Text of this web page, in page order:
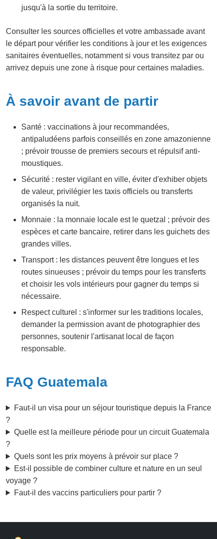
jusqu'à la sortie du territoire.
Consulter les sources officielles et votre ambassade avant
le départ pour vérifier les conditions à jour et les exigences
sanitaires éventuelles, notamment si vous transitez par ou
arrivez depuis une zone à risque pour certaines maladies.
À savoir avant de partir
Santé : vaccinations à jour recommandées,
antipaludéens parfois conseillés en zone amazonienne
; prévoir trousse de premiers secours et répulsif anti-
moustiques.
Sécurité : rester vigilant en ville, éviter d'exhiber objets
de valeur, privilégier les taxis officiels ou transferts
organisés la nuit.
Monnaie : la monnaie locale est le quetzal ; prévoir des
espèces et carte bancaire, retirer dans les guichets des
grandes villes.
Transport : les distances peuvent être longues et les
routes sinueuses ; prévoir du temps pour les transferts
et choisir les vols intérieurs pour gagner du temps si
nécessaire.
Respect culturel : s'informer sur les traditions locales,
demander la permission avant de photographier des
personnes, soutenir l'artisanat local de façon
responsable.
FAQ Guatemala
Faut-il un visa pour un séjour touristique depuis la France
?
Quelle est la meilleure période pour un circuit Guatemala
?
Quels sont les prix moyens à prévoir sur place ?
Est-il possible de combiner culture et nature en un seul
voyage ?
Faut-il des vaccins particuliers pour partir ?